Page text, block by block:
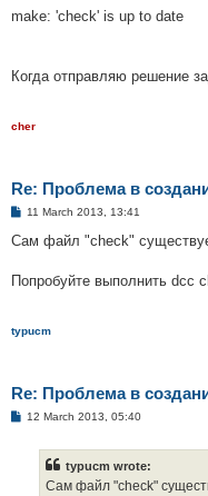
make: 'check' is up to date
Когда отправляю решение
cher
Re: Проблема в
P
s
11 March 2013, 13:41
Сам файл "check"
Попробуйте выполнить dcc
typucm
Re: Проблема в
P12 March 2013, 05:40
typucm wrote:
Сам файл "check"